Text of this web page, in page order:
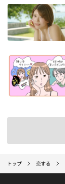
トップ 恋する